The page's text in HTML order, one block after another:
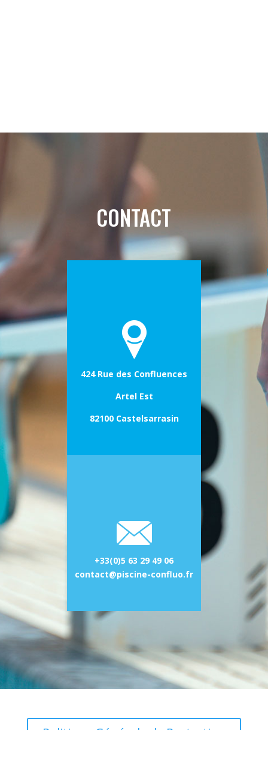
CONTACT
424 Rue des Confluences
Artel Est
82100 Castelsarrasin
+33(0)5 63 29 49 06
contact@piscine-confluo.fr
Politique Générale de Protection